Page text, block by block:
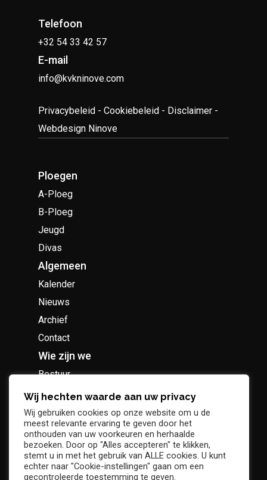
Telefoon
+32 54 33 42 57
E-mail
info@kvkninove.com
Privacybeleid -Cookiebeleid - Disclaimer -
Webdesign Ninove
Ploegen
A-Ploeg
B-Ploeg
Jeugd
Divas
Algemeen
Kalender
Nieuws
Archief
Contact
Wie zijn we
Bestuur
Geschiedenis
Supportersclub
Socio Business Club
Wij hechten waarde aan uw privacy
Wij gebruiken cookies op onze website om u de
meest relevante ervaring te geven door het
onthouden van uw voorkeuren en herhaalde
bezoeken. Door op "Alles accepteren" te klikken,
stemt u in met het gebruik van ALLE cookies. U kunt
echter naar "Cookie-instellingen" gaan om een
gecontroleerde toestemming te geven.